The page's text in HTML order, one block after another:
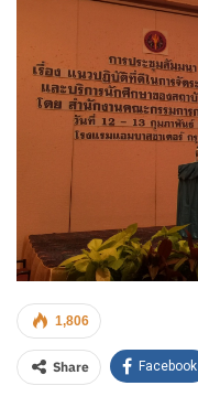
1,806
Share Facebook